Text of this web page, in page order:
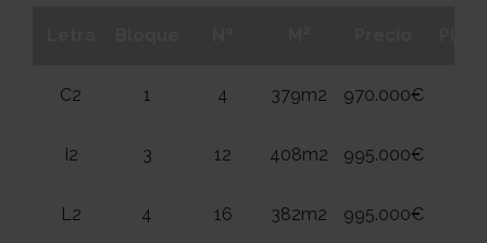
C2 1 4 379m2 970.000€
I2 3 12 408m2 995.000€
L2 4 16 382m2 995.000€